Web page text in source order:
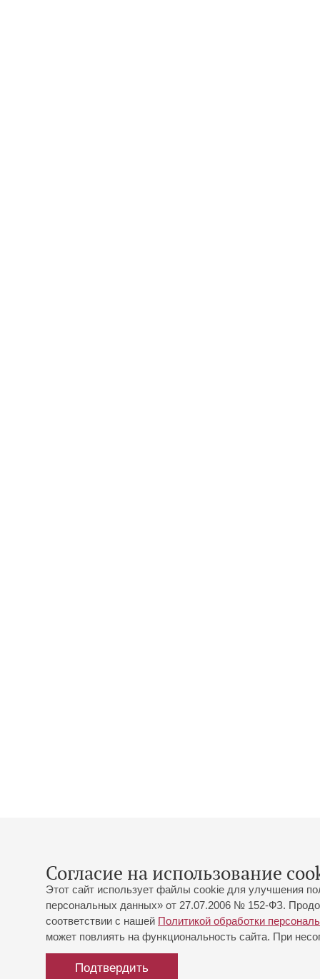
Согласие на использование
Этот сайт использует файлы cookie для улучшения
персональных данных» от 27.07.2006 № 152-ФЗ.
соответствии с нашей Политикой обработки
может повлиять на функциональность сайта. При
Подтвердить